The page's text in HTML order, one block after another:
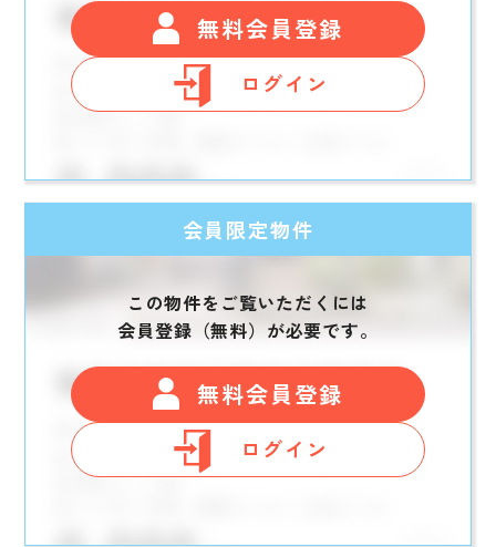
無料会員登録
ログイン
会員限定物件
この物件をご覧いただくには
会員登録（無料）が必要です。
無料会員登録
ログイン